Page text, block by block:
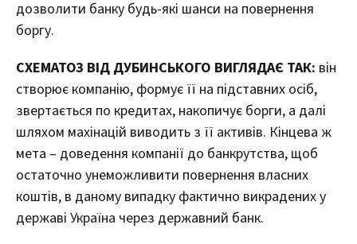
дозволити банку будь-які шанси на повернення
боргу.
СХЕМАТОЗ ВІД ДУБИНСЬКОГО ВИГЛЯДАЄ ТАК: він
створює компанію, формує її на підставних осіб,
звертається по кредитах, накопичує борги, а далі
шляхом махінацій виводить з її активів. Кінцева ж
мета – доведення компанії до банкрутства, щоб
остаточно унеможливити повернення власних
коштів, в даному випадку фактично викрадених у
державі Україна через державний банк.